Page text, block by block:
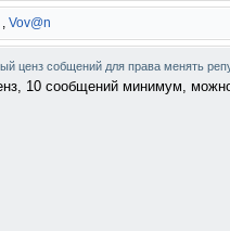
, Vov@n
ценз собщений для права менять
10 сообщений минимум,